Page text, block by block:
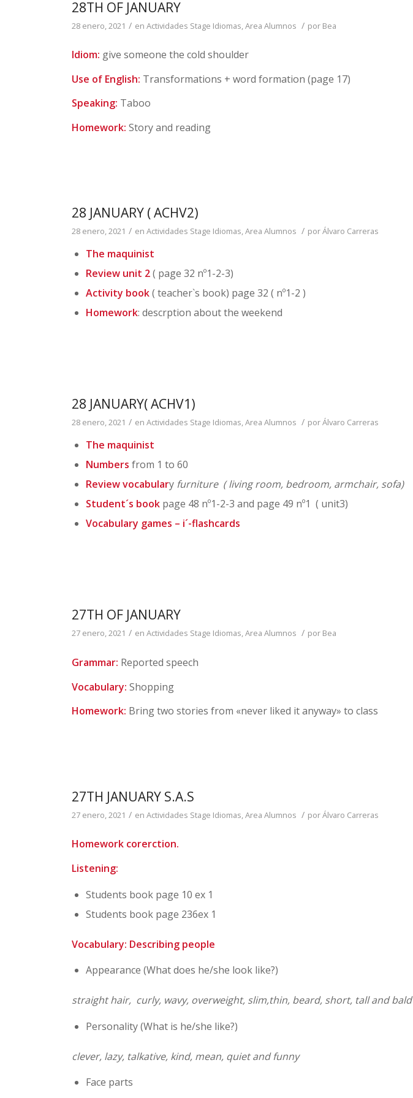
28TH OF JANUARY
28 enero, 2021 / enActividades Stage Idiomas ,Area Alumnos / por Bea
Idiom: give someone the cold shoulder
Use of English: Transformations + word formation (page 17)
Speaking: Taboo
Homework:Story and reading
28 JANUARY ( ACHV2)
28 enero, 2021 / enActividades Stage Idiomas,Area Alumnos / porÁlvaro Carreras
The maquinist
Review unit 2( page 32 nº1-2-3)
Activity book( teacher`s book) page 32 ( nº1-2 )
Homework: descrption about the weekend
28 JANUARY( ACHV1)
28 enero, 2021 / enActividades Stage Idiomas,Area Alumnos / porÁlvaro Carreras
The maquinist
Numbers from 1 to 60
Review vocabulary furniture ( living room, bedroom, armchair, sofa)
Student´s book page 48 nº1-2-3 and page 49 nº1 ( unit3)
Vocabulary games – i´-flashcards
27TH OF JANUARY
27 enero, 2021 / enActividades Stage Idiomas,Area Alumnos / por Bea
Grammar: Reported speech
Vocabulary:Shopping
Homework: Bring two stories from «never liked it anyway» to class
27TH JANUARY S.A.S
27 enero, 2021 / enActividades Stage Idiomas,Area Alumnos / porÁlvaro Carreras
Homework corerction.
Listening:
Students book page 10 ex 1
Students book page 236ex 1
Vocabulary: Describing people
Appearance (What does he/she look like?)
straight hair, curly, wavy, overweight, slim,thin, beard, short, tall and bald
Personality (What is he/she like?)
clever, lazy, talkative, kind, mean, quiet and funny
Face parts